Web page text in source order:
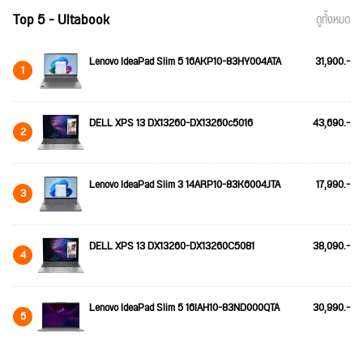
Top 5 - Ultabook ดูทั้งหมด
1 Lenovo IdeaPad Slim 5 16AKP10-83HY004ATA 31,900.-
2 DELL XPS 13 DX13260-DX13260c5016 43,690.-
3 Lenovo IdeaPad Slim 3 14ARP10-83K6004JTA 17,990.-
4 DELL XPS 13 DX13260-DX13260C5081 38,090.-
5 Lenovo IdeaPad Slim 5 16IAH10-83ND000QTA 30,990.-